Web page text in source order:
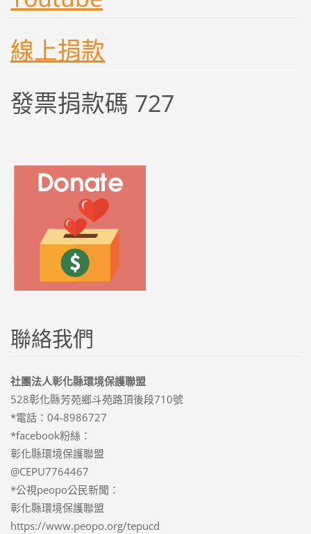
線上捐款
發票捐款碼 727
聯絡我們
社團法人彰化縣環境保護聯盟
528彰化縣芳苑鄉斗苑路頂後段710號
*電話：04-8986727
*facebook粉絲：
彰化縣環境保護聯盟
@CEPU7764467
*公視peopo公民新聞：
彰化縣環境保護聯盟
https://www.peopo.org/tepucd